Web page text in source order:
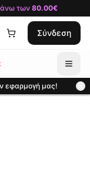
άνω των 80.00€
Σύνδεση
εφαρμογή μας!